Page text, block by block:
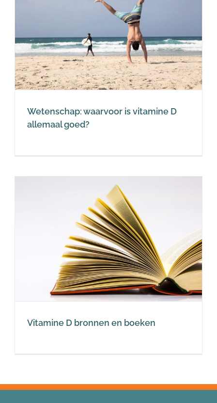
Wetenschap: waarvoor is vitamine D
allemaal goed?
Vitamine D bronnen en boeken